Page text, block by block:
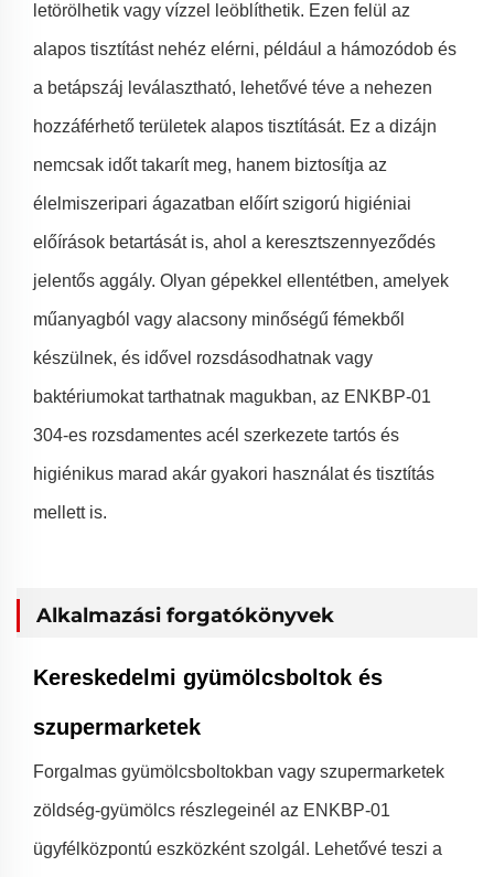
letörölhetik vagy vízzel leöblíthetik. Ezen felül az
alapos tisztítást nehéz elérni, például a hámozódob és
a betápszáj leválasztható, lehetővé téve a nehezen
hozzáférhető területek alapos tisztítását. Ez a dizájn
nemcsak időt takarít meg, hanem biztosítja az
élelmiszeripari ágazatban előírt szigorú higiéniai
előírások betartását is, ahol a keresztszennyeződés
jelentős aggály. Olyan gépekkel ellentétben, amelyek
műanyagból vagy alacsony minőségű fémekből
készülnek, és idővel rozsdásodhatnak vagy
baktériumokat tarthatnak magukban, az ENKBP-01
304-es rozsdamentes acél szerkezete tartós és
higiénikus marad akár gyakori használat és tisztítás
mellett is.
Alkalmazási forgatókönyvek
Kereskedelmi gyümölcsboltok és
szupermarketek
Forgalmas gyümölcsboltokban vagy szupermarketek
zöldség-gyümölcs részlegeinél az ENKBP-01
ügyfélközpontú eszközként szolgál. Lehetővé teszi a